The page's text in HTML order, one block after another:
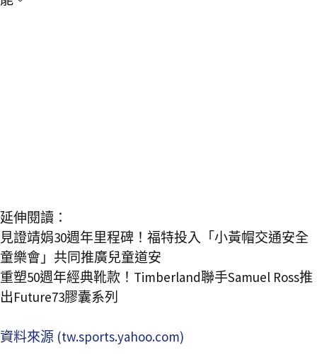
延伸閱讀：
見證靖娟30週年里程碑！福特投入「小黃帽交通安全
童樂會」共同推廣兒童道安
重塑50週年經典靴款！Timberland聯手Samuel Ross推
出Future73膠囊系列
資料來源 (tw.sports.yahoo.com)